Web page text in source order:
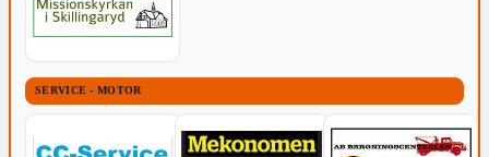
SERVICE - MOTOR